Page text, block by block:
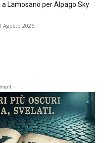
Lamosano per Alpago Sky
Agosto 2026
-